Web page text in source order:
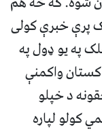
پرې خبرې کولی
کې چې 55سلنه خلک په یو ډول په
واکمنې
د خپلو
کولو لپاره